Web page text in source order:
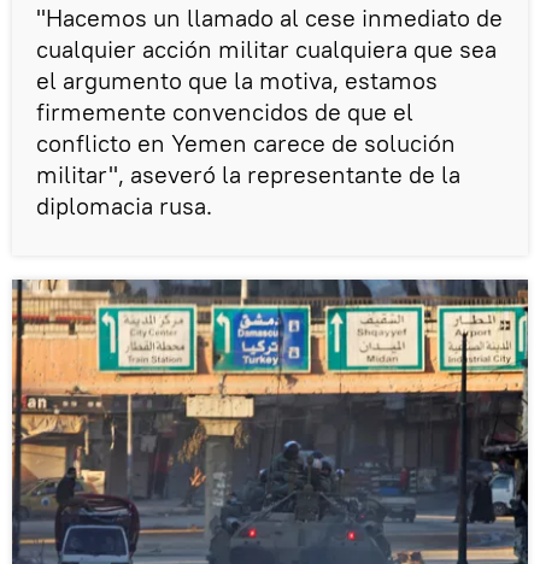
"Hacemos un llamado al cese inmediato de
cualquier acción militar cualquiera que sea
el argumento que la motiva, estamos
firmemente convencidos de que el
conflicto en Yemen carece de solución
militar", aseveró la representante de la
diplomacia rusa.